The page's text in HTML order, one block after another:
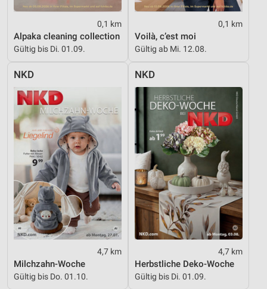
0,1 km
Alpaka cleaning collection
Gültig bis Di. 01.09.
0,1 km
Voilà, c’est moi
Gültig ab Mi. 12.08.
NKD
4,7 km
Milchzahn-Woche
Gültig bis Do. 01.10.
NKD
4,7 km
Herbstliche Deko-Woche
Gültig bis Di. 01.09.